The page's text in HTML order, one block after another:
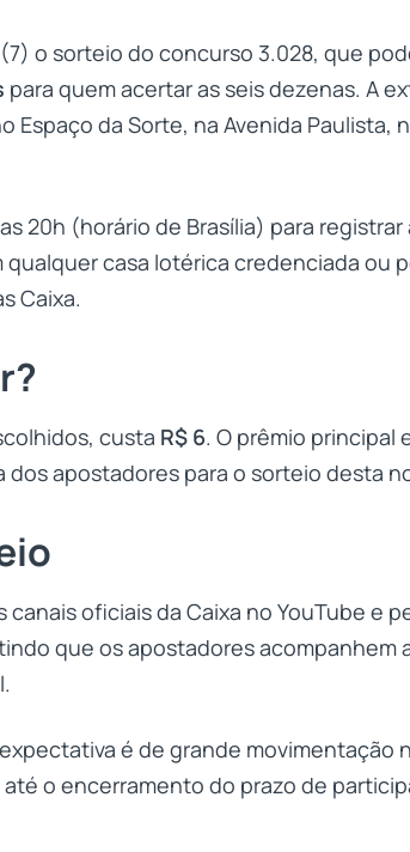
o sorteio do concurso 3.028, que
para quem acertar as seis dezenas. A
da Sorte, na Avenida Paulista,
20h (horário de Brasília) para registrar
casa lotérica credenciada ou
Caixa.
custa R$ 6. O prêmio principal
apostadores para o sorteio desta
oficiais da Caixa no YouTube e
que os apostadores acompanhem
é de grande movimentação
o encerramento do prazo de